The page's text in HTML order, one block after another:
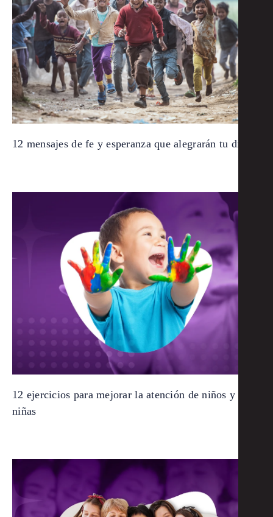
12 mensajes de fe y esperanza que alegrarán tu día
12 ejercicios para mejorar la atención de niños y
niñas